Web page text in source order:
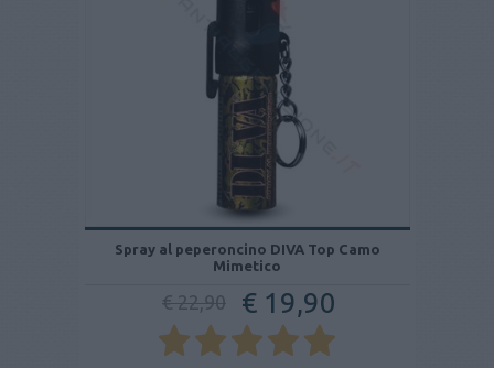
Spray al peperoncino DIVA Top Camo
Mimetico
€ 22,90 € 19,90